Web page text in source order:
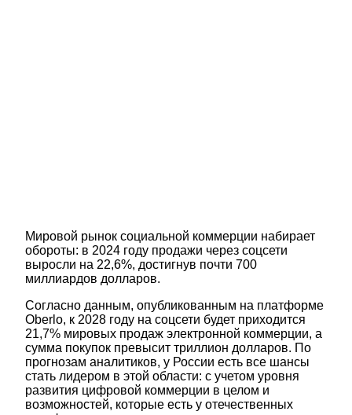
Мировой рынок социальной коммерции набирает
обороты: в 2024 году продажи через соцсети
выросли на 22,6%, достигнув почти 700
миллиардов долларов.
Согласно данным, опубликованным на платформе
Oberlo, к 2028 году на соцсети будет приходится
21,7% мировых продаж электронной коммерции, а
сумма покупок превысит триллион долларов. По
прогнозам аналитиков, у России есть все шансы
стать лидером в этой области: с учетом уровня
развития цифровой коммерции в целом и
возможностей, которые есть у отечественных